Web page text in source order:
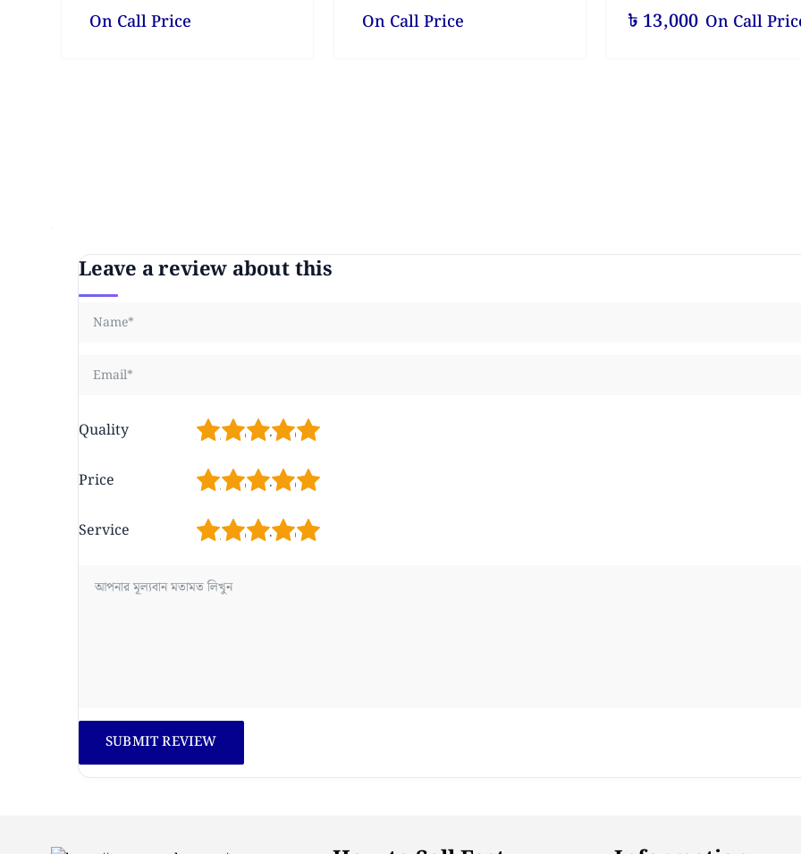
On Call Price On Call Price ৳ 13,000 On Call
Leave a review about this
Quality 5
4
3
2
Price 5
4
3
2
Service 5
4
3
2